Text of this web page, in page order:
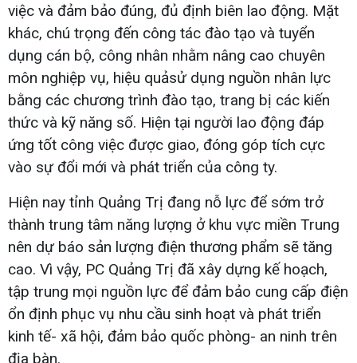
việc và đảm bảo đúng, đủ định biên lao động. Mặt
khác, chú trọng đến công tác đào tạo và tuyển
dụng cán bộ, công nhân nhằm nâng cao chuyên
môn nghiệp vụ, hiệu quảsử dụng nguồn nhân lực
bằng các chương trình đào tạo, trang bị các kiến
thức và kỹ năng số. Hiện tại người lao động đáp
ứng tốt công việc được giao, đóng góp tích cực
vào sự đổi mới và phát triển của công ty.
Hiện nay tỉnh Quảng Trị đang nỗ lực để sớm trở
thành trung tâm năng lượng ở khu vực miền Trung
nên dự báo sản lượng điện thương phẩm sẽ tăng
cao. Vì vậy, PC Quảng Trị đã xây dựng kế hoạch,
tập trung mọi nguồn lực để đảm bảo cung cấp điện
ổn định phục vụ nhu cầu sinh hoạt và phát triển
kinh tế- xã hội, đảm bảo quốc phòng- an ninh trên
địa bàn.